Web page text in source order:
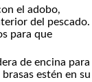
el adobo,
del pescado.
para que
de encina para
estén en su